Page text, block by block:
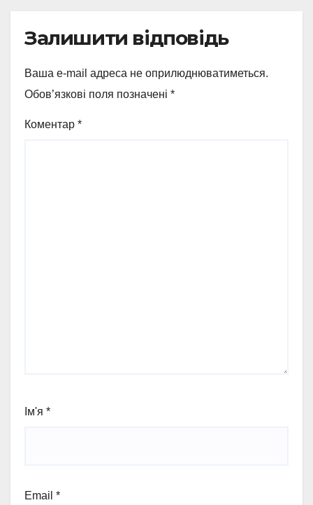
Залишити відповідь
Ваша e-mail адреса не оприлюднюватиметься.
Обов’язкові поля позначені *
Коментар *
Ім'я *
Email *